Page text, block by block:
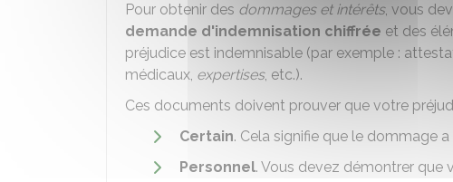
Pour obtenir des dommages et intérêts, vous
demande d'indemnisation chiffrée et des
préjudice est indemnisable (par exemple :
médicaux, expertises, etc.).
Ces documents doivent prouver que votre
Certain. Cela signifie que le dommage
Personnel. Vous devez démontrer que